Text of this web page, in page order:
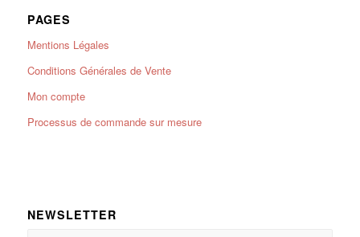
PAGES
Mentions Légales
Conditions Générales de Vente
Mon compte
Processus de commande sur mesure
NEWSLETTER